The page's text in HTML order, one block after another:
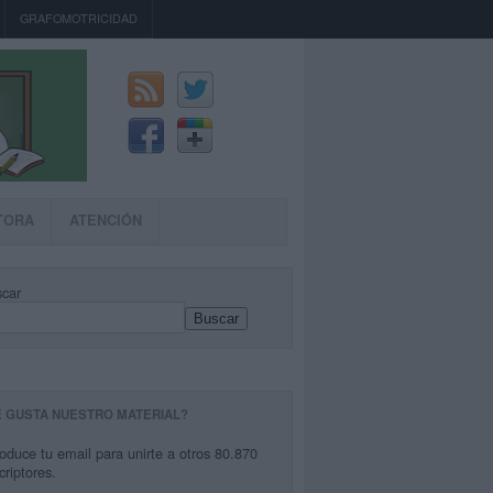
GRAFOMOTRICIDAD
ATENCIÓN
Buscar
GUSTA NUESTRO MATERIAL?
tu email para unirte a otros 80.870